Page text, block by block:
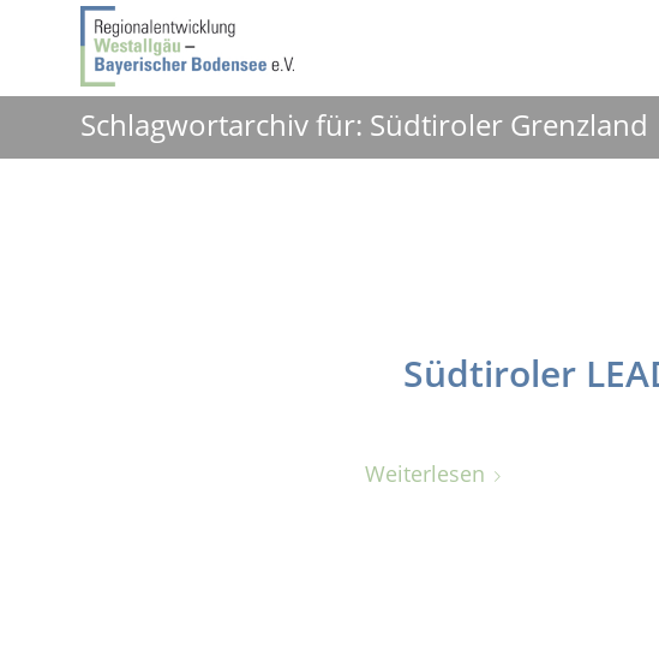
Schlagwortarchiv für: Südtiroler Grenzland
Südtiroler
Weiterlesen